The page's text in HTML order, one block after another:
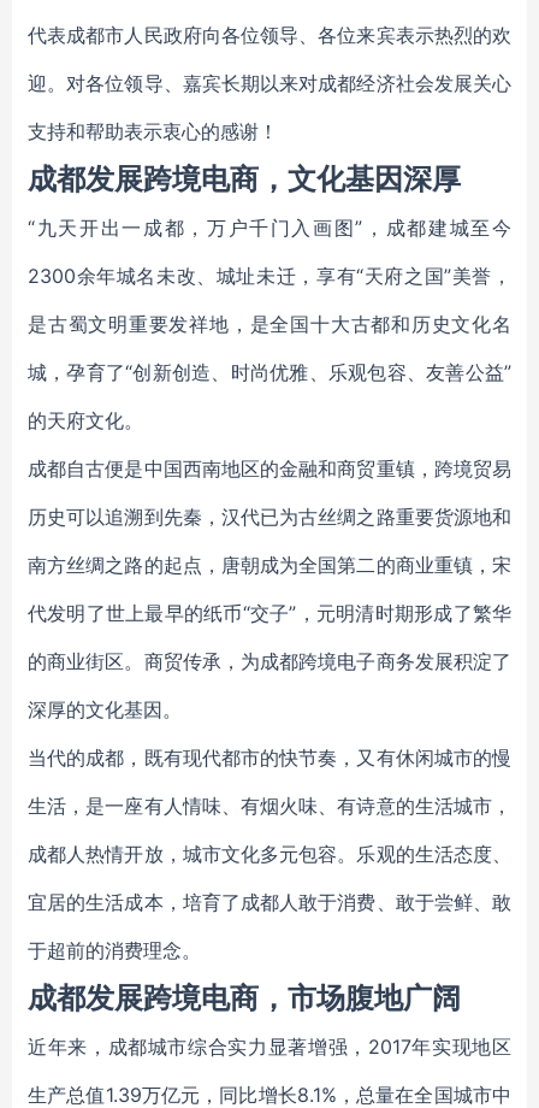
代表成都市人民政府向各位领导、各位来宾表示热烈的欢
迎。对各位领导、嘉宾长期以来对成都经济社会发展关心
支持和帮助表示衷心的感谢！
成都发展跨境电商，文化基因深厚
“九天开出一成都，万户千门入画图”，成都建城至今
2300余年城名未改、城址未迁，享有“天府之国”美誉，
是古蜀文明重要发祥地，是全国十大古都和历史文化名
城，孕育了“创新创造、时尚优雅、乐观包容、友善公益”
的天府文化。
成都自古便是中国西南地区的金融和商贸重镇，跨境贸易
历史可以追溯到先秦，汉代已为古丝绸之路重要货源地和
南方丝绸之路的起点，唐朝成为全国第二的商业重镇，宋
代发明了世上最早的纸币“交子”，元明清时期形成了繁华
的商业街区。商贸传承，为成都跨境电子商务发展积淀了
深厚的文化基因。
当代的成都，既有现代都市的快节奏，又有休闲城市的慢
生活，是一座有人情味、有烟火味、有诗意的生活城市，
成都人热情开放，城市文化多元包容。乐观的生活态度、
宜居的生活成本，培育了成都人敢于消费、敢于尝鲜、敢
于超前的消费理念。
成都发展跨境电商，市场腹地广阔
近年来，成都城市综合实力显著增强，2017年实现地区
生产总值1.39万亿元，同比增长8.1%，总量在全国城市中